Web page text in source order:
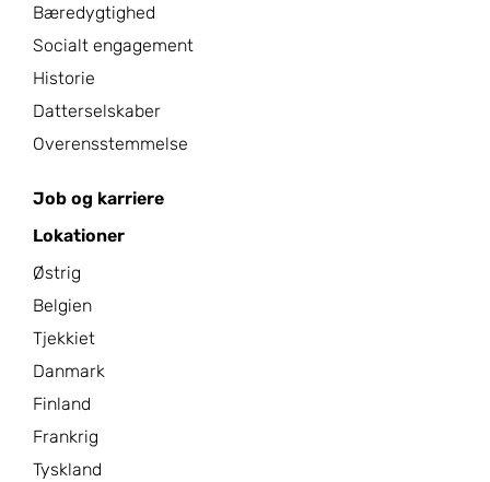
Bæredygtighed
Socialt engagement
Historie
Datterselskaber
Overensstemmelse
Job og karriere
Lokationer
Østrig
Belgien
Tjekkiet
Danmark
Finland
Frankrig
Tyskland